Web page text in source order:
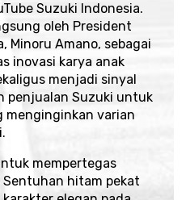
Suzuki Indonesia.
oleh President
Minoru Amano, sebagai
inovasi karya anak
menjadi sinyal
penjualan Suzuki untuk
menginginkan varian
mempertegas
Sentuhan hitam pekat